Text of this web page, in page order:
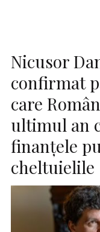
Nicusor
confirmat
care
ultimul an
finanțele
cheltuielile